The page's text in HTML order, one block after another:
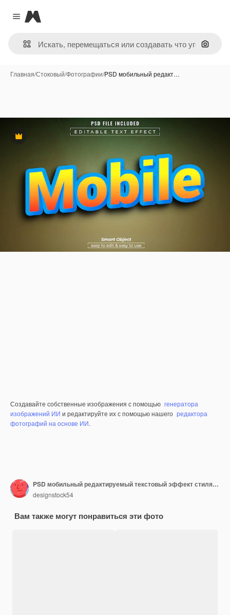
Close menu
Magnific
Поиск
Главная/Стоковый/Фотографии/PSD мобильный редакт…
Премиум
Создавайте собственные изображения с помощью генератора
изображений ИИ и редактируйте их с помощью нашего редактора
фотографий на основе ИИ.
PSD мобильный редактируемый текстовый эффект стиля 3D
designstock54
Вам также могут понравиться эти фото